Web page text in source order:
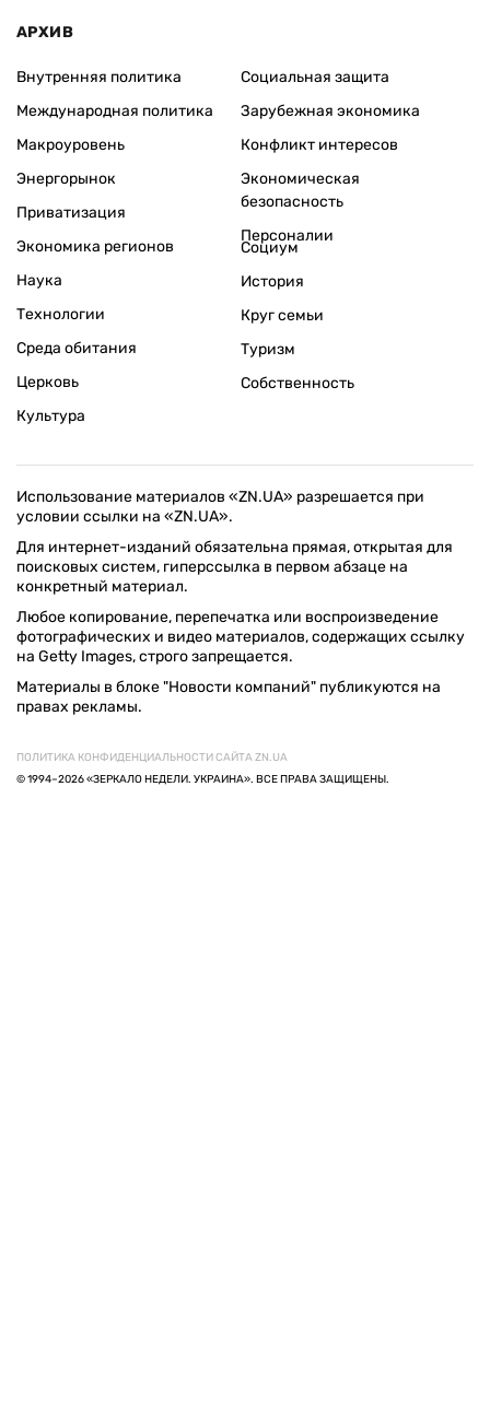
АРХИВ
Внутренняя политика
Международная политика
Макроуровень
Энергорынок
Приватизация
Экономика регионов
Социальная защита
Зарубежная экономика
Конфликт интересов
Экономическая
безопасность
Персоналии
Наука
Технологии
Среда обитания
Церковь
Культура
Социум
История
Круг семьи
Туризм
Собственность
Использование материалов «ZN.UA» разрешается при
условии ссылки на «ZN.UA».
Для интернет-изданий обязательна прямая, открытая для
поисковых систем, гиперссылка в первом абзаце на
конкретный материал.
Любое копирование, перепечатка или воспроизведение
фотографических и видео материалов, содержащих ссылку
на Getty Images, строго запрещается.
Материалы в блоке "Новости компаний" публикуются на
правах рекламы.
ПОЛИТИКА КОНФИДЕНЦИАЛЬНОСТИ САЙТА ZN.UA
© 1994–2026 «ЗЕРКАЛО НЕДЕЛИ. УКРАИНА». ВСЕ ПРАВА ЗАЩИЩЕНЫ.